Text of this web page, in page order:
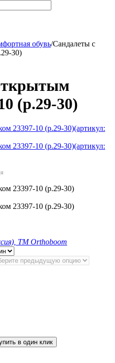
обувь/Сандалеты с
30)
(р.29-30)
ТМ Orthoboom
в один клик